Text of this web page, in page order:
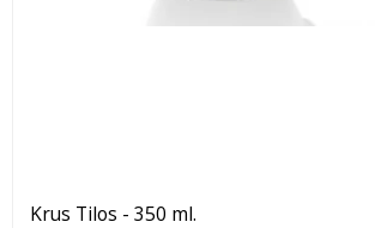
Krus Tilos - 350 ml.